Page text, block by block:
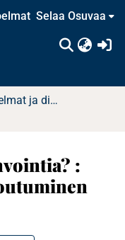
Selaa Osuvaa
Pro gradu -tutkielmat ja diplomityöt
: